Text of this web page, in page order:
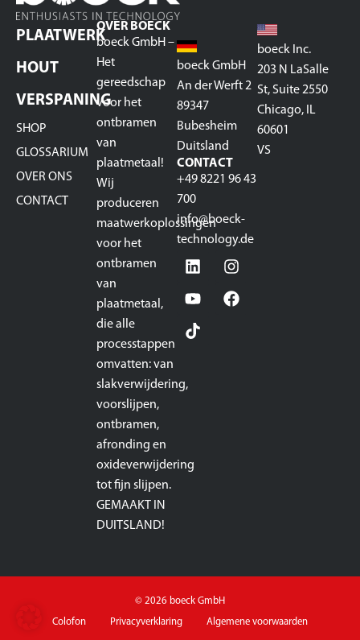
PLAATWERK
HOUT
VERSPANING
SHOP
GLOSSARIUM
OVER ONS
CONTACT
OVER BOECK
boeck GmbH –
Het
gereedschap
voor het
ontbramen
van
plaatmetaal!
Wij
produceren
maatwerkoplossingen
voor het
ontbramen
van
plaatmetaal,
die alle
processtappen
omvatten: van
slakverwijdering,
voorslijpen,
ontbramen,
afronding en
oxideverwijdering
tot fijn slijpen.
GEMAAKT IN
DUITSLAND!
boeck GmbH
An der Werft 2
89347
Bubesheim
Duitsland
CONTACT
+49 8221 96 43
700
info@boeck-
technology.de
boeck Inc.
203 N LaSalle
St, Suite 2550
Chicago, IL
60601
VS
© 2026 boeck GmbH
Colofon
Privacyverklaring Algemene voorwaarden